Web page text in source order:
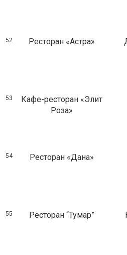
52 Ресторан «Астра»
53
Кафе-ресторан «Элит
Роза»
54 Ресторан «Дана»
55 Ресторан “Тумар”